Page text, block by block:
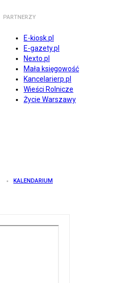
PARTNERZY
E-kiosk.pl
E-gazety.pl
Nexto.pl
Mała księgowość
Kancelarierp.pl
Wieści Rolnicze
Życie Warszawy
KALENDARIUM